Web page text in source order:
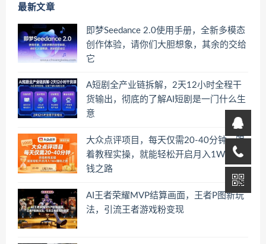
最新文章
即梦Seedance 2.0使用手册，全新多模态
创作体验，请你们大胆想象，其余的交给
它
A短剧全产业链拆解，2天12小时全程干
货输出，彻底的了解AI短剧是一门什么生
意
大众点评项目，每天仅需20-40分钟，跟
着教程实操，就能轻松开启月入1W+賺
钱之路
AI王者荣耀MVP结算画面，王者P图新玩
法，引流王者游戏粉变现